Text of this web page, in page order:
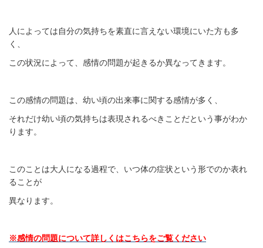
人によっては自分の気持ちを素直に言えない環境にいた方も多
く、
この状況によって、感情の問題が起きるか異なってきます。
この感情の問題は、幼い頃の出来事に関する感情が多く、
それだけ幼い頃の気持ちは表現されるべきことだという事がわか
ります。
このことは大人になる過程で、いつ体の症状という形でのか表れ
ることが
異なります。
※感情の問題について詳しくはこちらをご覧ください